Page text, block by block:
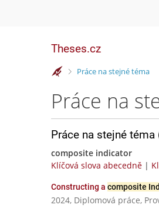
Theses.cz
>Práce na stejné téma
Práce na
Práce na stejné
composite indicator
Klíčová slova abecedně |
Constructing a composite
2024, Diplomová práce,